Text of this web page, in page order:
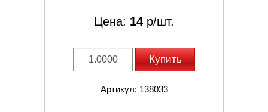
Цена: 14 р/шт.
Купить
Артикул: 138033